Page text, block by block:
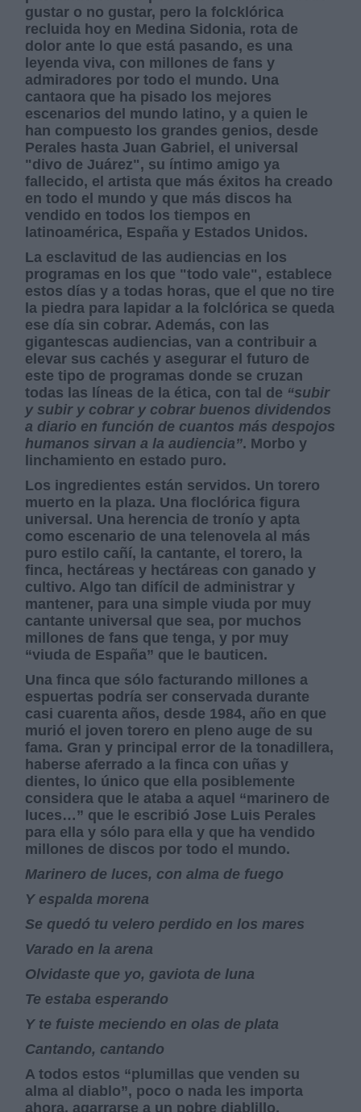
gustar o no gustar, pero la folcklórica
recluida hoy en Medina Sidonia, rota de
dolor ante lo que está pasando, es una
leyenda viva, con millones de fans y
admiradores por todo el mundo. Una
cantaora que ha pisado los mejores
escenarios del mundo latino, y a quien le
han compuesto los grandes genios, desde
Perales hasta Juan Gabriel, el universal
"divo de Juárez", su íntimo amigo ya
fallecido, el artista que más éxitos ha creado
en todo el mundo y que más discos ha
vendido en todos los tiempos en
latinoamérica, España y Estados Unidos.
La esclavitud de las audiencias en los
programas en los que "todo vale", establece
estos días y a todas horas, que el que no tire
la piedra para lapidar a la folclórica se queda
ese día sin cobrar. Además, con las
gigantescas audiencias, van a contribuir a
elevar sus cachés y asegurar el futuro de
este tipo de programas donde se cruzan
todas las líneas de la ética, con tal de “subir
y subir y cobrar y cobrar buenos dividendos
a diario en función de cuantos más despojos
humanos sirvan a la audiencia”. Morbo y
linchamiento en estado puro.
Los ingredientes están servidos. Un torero
muerto en la plaza. Una floclórica figura
universal. Una herencia de tronío y apta
como escenario de una telenovela al más
puro estilo cañí, la cantante, el torero, la
finca, hectáreas y hectáreas con ganado y
cultivo. Algo tan difícil de administrar y
mantener, para una simple viuda por muy
cantante universal que sea, por muchos
millones de fans que tenga, y por muy
“viuda de España” que le bauticen.
Una finca que sólo facturando millones a
espuertas podría ser conservada durante
casi cuarenta años, desde 1984, año en que
murió el joven torero en pleno auge de su
fama. Gran y principal error de la tonadillera,
haberse aferrado a la finca con uñas y
dientes, lo único que ella posiblemente
considera que le ataba a aquel “marinero de
luces…” que le escribió Jose Luis Perales
para ella y sólo para ella y que ha vendido
millones de discos por todo el mundo.
Marinero de luces, con alma de fuego
Y espalda morena
Se quedó tu velero perdido en los mares
Varado en la arena
Olvidaste que yo, gaviota de luna
Te estaba esperando
Y te fuiste meciendo en olas de plata
Cantando, cantando
A todos estos “plumillas que venden su
alma al diablo”, poco o nada les importa
ahora, agarrarse a un pobre diablillo,